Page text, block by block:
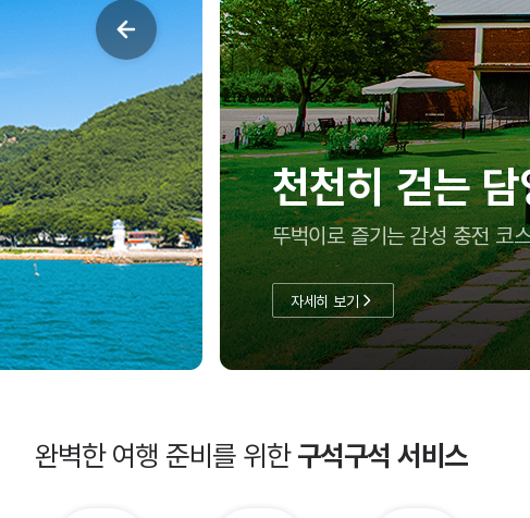
여름방학, 아
충남투어패스로 실속 있게 즐
자세히 보기
완벽한 여행 준비를 위한구석구석 서비스